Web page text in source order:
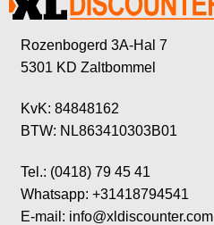
Rozenbogerd 3A-Hal 7
5301 KD Zaltbommel
KvK: 84848162
BTW: NL863410303B01
Tel.: (0418) 79 45 41
Whatsapp: +31418794541
E-mail: info@xldiscounter.com